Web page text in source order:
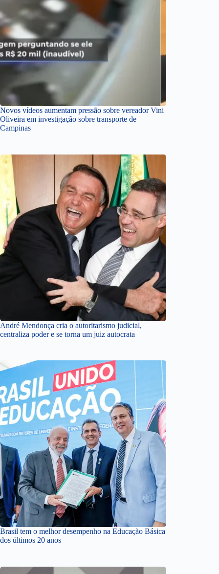
Novos vídeos aumentam pressão sobre vereador Vini
Oliveira em investigação sobre transporte de
Campinas
André Mendonça cria o autoritarismo judicial,
centraliza poder e se torna um juiz autocrata
Brasil tem o melhor desempenho na Educação Básica
dos últimos 20 anos